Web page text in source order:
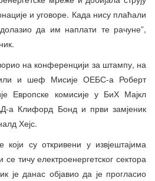
и уговоре. Када нису плаћали
да им наплати те рачуне”,
на конференцији за штампу, на
и шеф Мисије ОЕБС-а Роберт
Европске комисије у БиХ Мајкл
а Клифорд Бонд и први замјеник
Хејс.
су откривени у извјештајима
се тичу електроенергетског сектора
је данас објавио да је прогласио